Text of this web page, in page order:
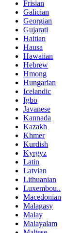
Frisian
Galician
Georgian
Gujarati
Haitian
Hausa
Hawaiian
Hebrew
Hmong
Hungarian
Icelandic
Igbo
Javanese
Kannada
Kazakh
Khmer
Kurdish
Kyrgyz
Latin
Latvian
Lithuanian
Luxembou..
Macedonian
Malagasy
Malay
Malayalam